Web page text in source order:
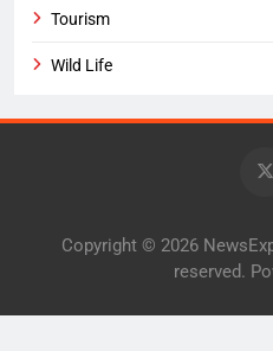
Tourism
Wild Life
Copyright © 2026
reserved.